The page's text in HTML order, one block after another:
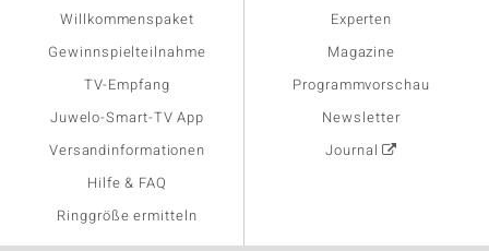
Willkommenspaket
Gewinnspielteilnahme
TV-Empfang
Juwelo-Smart-TV App
Versandinformationen
Hilfe & FAQ
Ringgröße ermitteln
Experten
Magazine
Programmvorschau
Newsletter
Journal